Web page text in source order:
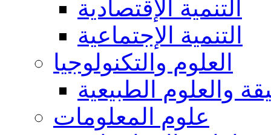
التنمية الإقتصادية
التنمية الإجتماعية
العلوم والتكنولوجيا
والعلوم الطبيعية
علوم المعلومات